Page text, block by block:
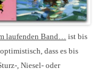
laufenden Band… ist bis
dass es bis
, Niesel- oder